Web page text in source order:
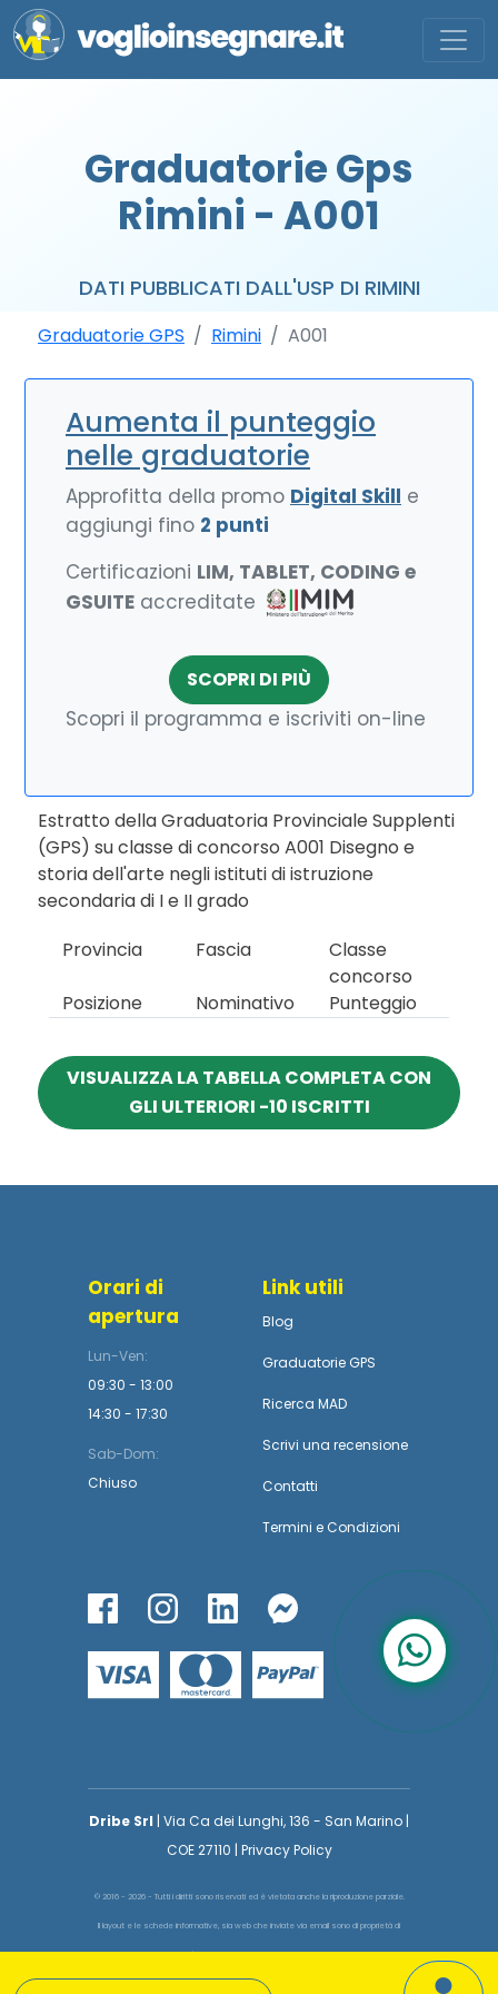
Graduatorie Gps
Rimini - A001
DATI PUBBLICATI DALL'USP DI RIMINI
Graduatorie GPS Rimini A001
Aumenta il punteggio
nelle graduatorie
Approfitta della promo Digital Skill e
aggiungi fino 2 punti
Certificazioni LIM, TABLET, CODING e
GSUITE accreditate
SCOPRI DI PIÙ
Scopri il programma e iscriviti on-line
Estratto della Graduatoria Provinciale Supplenti
(GPS) su classe di concorso A001 Disegno e
storia dell'arte negli istituti di istruzione
secondaria di I e II grado
Provincia
Fascia
Classe
concorso
Posizione
Nominativo Punteggio
VISUALIZZA LA TABELLA COMPLETA CON
GLI ULTERIORI -10 ISCRITTI
Orari di
apertura
Lun-Ven:
09:30 - 13:00
14:30 - 17:30
Sab-Dom:
Chiuso
Link utili
Blog
Graduatorie GPS
Ricerca MAD
Scrivi una recensione
Contatti
Termini e Condizioni
Dribe Srl | Via Ca dei Lunghi, 136 - San Marino |
COE 27110 | Privacy Policy
© 2016 - 2026 - Tutti i diritti sono riservati ed è vietata anche la riproduzione parziale.
Il layout e le schede informative, sia web che inviate via email sono di proprietà di
voglioinsegnare.it pertanto è fatto assoluto divieto replicare o copiare parte del layout
e dei contenuti